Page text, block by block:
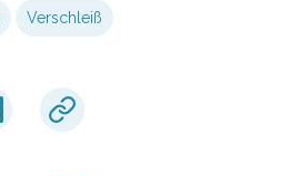
Verschleiß